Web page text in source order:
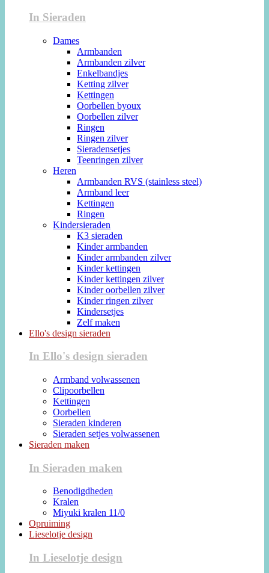
In Sieraden
Dames
Armbanden
Armbanden zilver
Enkelbandjes
Ketting zilver
Kettingen
Oorbellen byoux
Oorbellen zilver
Ringen
Ringen zilver
Sieradensetjes
Teenringen zilver
Heren
Armbanden RVS (stainless steel)
Armband leer
Kettingen
Ringen
Kindersieraden
K3 sieraden
Kinder armbanden
Kinder armbanden zilver
Kinder kettingen
Kinder kettingen zilver
Kinder oorbellen zilver
Kinder ringen zilver
Kindersetjes
Zelf maken
Ello's design sieraden
In Ello's design sieraden
Armband volwassenen
Clipoorbellen
Kettingen
Oorbellen
Sieraden kinderen
Sieraden setjes volwassenen
Sieraden maken
In Sieraden maken
Benodigdheden
Kralen
Miyuki kralen 11/0
Opruiming
Lieselotje design
In Lieselotje design